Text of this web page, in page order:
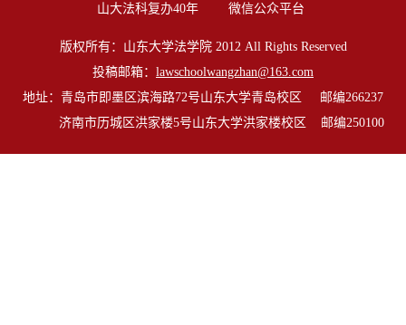
山大法科复办40年 微信公众平台
版权所有：山东大学法学院 2012 All Rights Reserved
投稿邮箱： lawschoolwangzhan@163.com
地址：青岛市即墨区滨海路72号山东大学青岛校区 邮编266237
济南市历城区洪家楼5号山东大学洪家楼校区 邮编250100